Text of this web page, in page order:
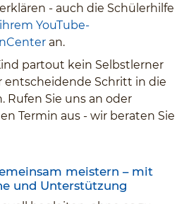
- auch die Schülerhilfe
YouTube-
an.
partout kein Selbstlerner
entscheidende Schritt in die
Rufen Sie uns an oder
Termin aus - wir beraten Sie
meistern – mit
und Unterstützung